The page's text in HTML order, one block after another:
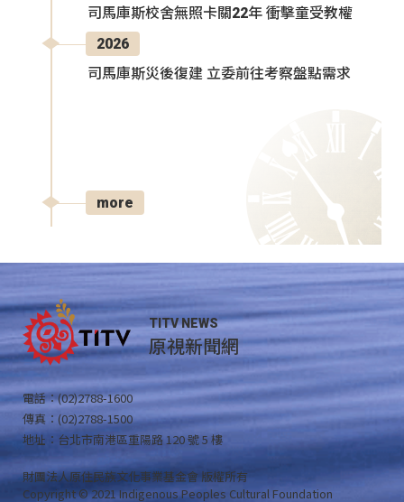
司馬庫斯校舍無照卡關22年 衝擊童受教權
2026
司馬庫斯災後復建 立委前往考察盤點需求
more
TITV NEWS
原視新聞網
電話：(02)2788-1600
傳真：(02)2788-1500
地址：台北市南港區重陽路 120 號 5 樓
財團法人原住民族文化事業基金會 版權所有
Copyright © 2021 Indigenous Peoples Cultural Foundation